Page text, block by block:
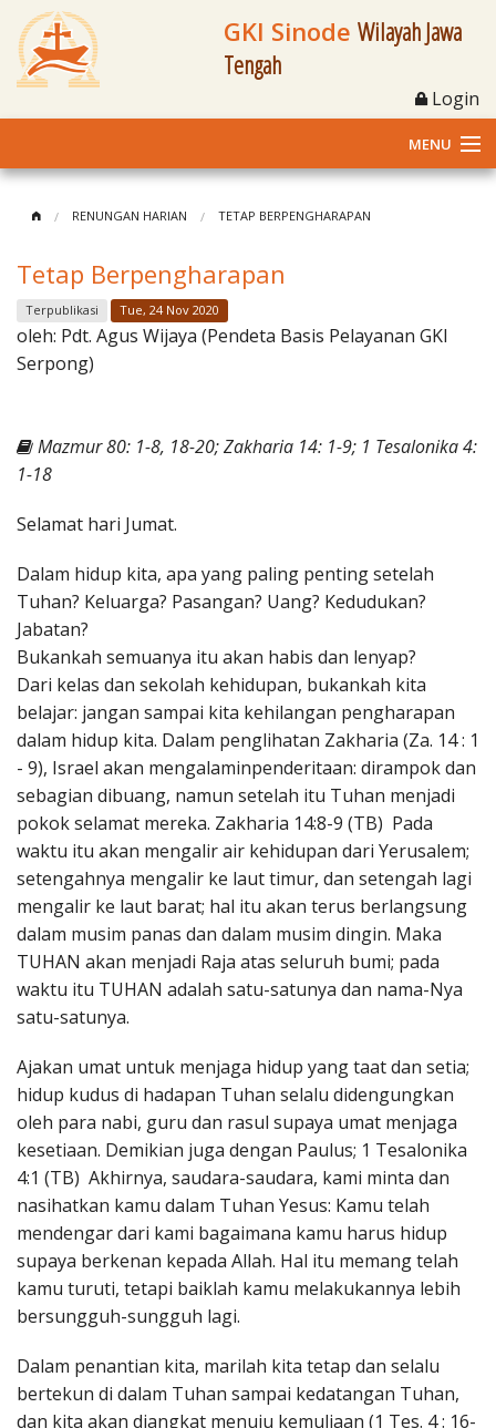
GKI Sinode Wilayah Jawa
Tengah
Login
MENU
Klasis dan Jemaat
Berita Kegiatan
Materi
Penerbitan
RENUNGAN HARIAN TETAP BERPENGHARAPAN
Tetap Berpengharapan
Terpublikasi Tue, 24 Nov 2020
oleh: Pdt. Agus Wijaya (Pendeta Basis Pelayanan GKI
Serpong)
Mazmur 80: 1-8, 18-20; Zakharia 14: 1-9; 1 Tesalonika 4:
1-18
Selamat hari Jumat.
Dalam hidup kita, apa yang paling penting setelah
Tuhan? Keluarga? Pasangan? Uang? Kedudukan?
Jabatan?
Bukankah semuanya itu akan habis dan lenyap?
Dari kelas dan sekolah kehidupan, bukankah kita
belajar: jangan sampai kita kehilangan pengharapan
dalam hidup kita. Dalam penglihatan Zakharia (Za. 14 : 1
- 9), Israel akan mengalaminpenderitaan: dirampok dan
sebagian dibuang, namun setelah itu Tuhan menjadi
pokok selamat mereka. Zakharia 14:8-9 (TB) Pada
waktu itu akan mengalir air kehidupan dari Yerusalem;
setengahnya mengalir ke laut timur, dan setengah lagi
mengalir ke laut barat; hal itu akan terus berlangsung
dalam musim panas dan dalam musim dingin. Maka
TUHAN akan menjadi Raja atas seluruh bumi; pada
waktu itu TUHAN adalah satu-satunya dan nama-Nya
satu-satunya.
Ajakan umat untuk menjaga hidup yang taat dan setia;
hidup kudus di hadapan Tuhan selalu didengungkan
oleh para nabi, guru dan rasul supaya umat menjaga
kesetiaan. Demikian juga dengan Paulus; 1 Tesalonika
4:1 (TB) Akhirnya, saudara-saudara, kami minta dan
nasihatkan kamu dalam Tuhan Yesus: Kamu telah
mendengar dari kami bagaimana kamu harus hidup
supaya berkenan kepada Allah. Hal itu memang telah
kamu turuti, tetapi baiklah kamu melakukannya lebih
bersungguh-sungguh lagi.
Dalam penantian kita, marilah kita tetap dan selalu
bertekun di dalam Tuhan sampai kedatangan Tuhan,
dan kita akan diangkat menuju kemuliaan (1 Tes. 4 : 16-